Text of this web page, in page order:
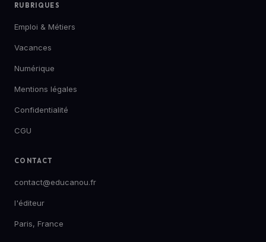
RUBRIQUES
Emploi & Métiers
Vacances
Numérique
Mentions légales
Confidentialité
CGU
CONTACT
contact@educanou.fr
l'éditeur
Paris, France